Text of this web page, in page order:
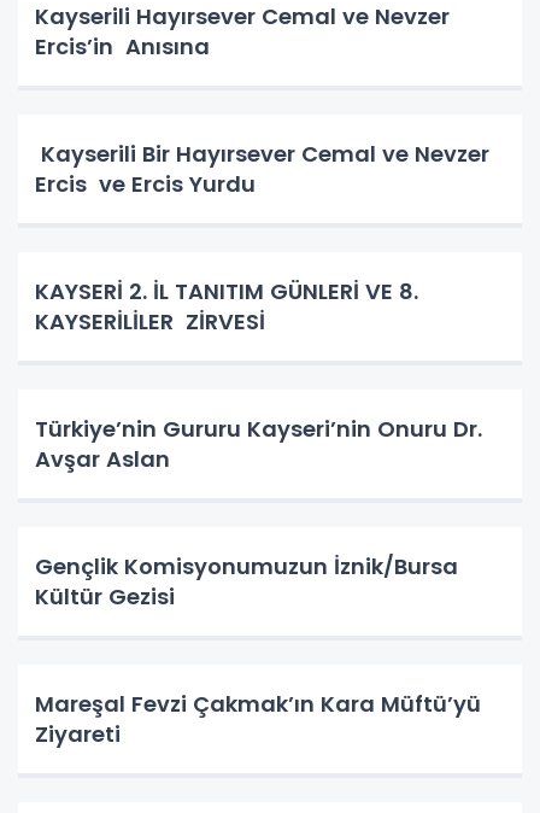
Kayserili Hayırsever Cemal ve Nevzer
Ercis’in Anısına
Kayserili Bir Hayırsever Cemal ve Nevzer
Ercis ve Ercis Yurdu
KAYSERİ 2. İL TANITIM GÜNLERİ VE 8.
KAYSERİLİLER ZİRVESİ
Türkiye’nin Gururu Kayseri’nin Onuru Dr.
Avşar Aslan
Gençlik Komisyonumuzun İznik/Bursa
Kültür Gezisi
Mareşal Fevzi Çakmak’ın Kara Müftü’yü
Ziyareti